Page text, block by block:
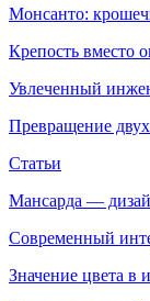
Монсанто:
Крепость вместо
Увлеченный
Превращение
Статьи
Мансарда —
Современный
Значение цвета в